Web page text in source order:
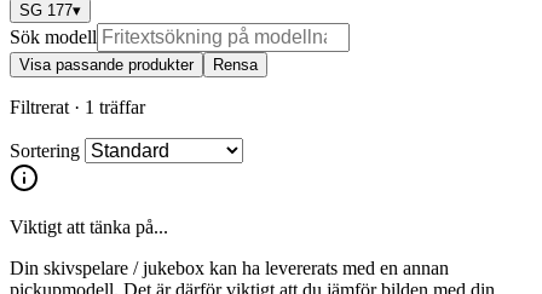
SG 177▾
Sök modell
Visa passande produkter Rensa
Filtrerat · 1 träffar
Sortering
Viktigt att tänka på...
Din skivspelare / jukebox kan ha levererats med en annan
pickupmodell. Det är därför viktigt att du jämför bilden med din